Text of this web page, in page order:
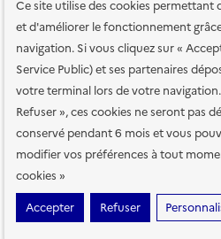
Ce site utilise des cookies permettant
et d'améliorer le fonctionnement
navigation. Si vous cliquez sur «
Service Public) et ses partenaires
votre terminal lors de votre
Refuser », ces cookies ne seront pas
conservé pendant 6 mois et vous
modifier vos préférences à tout
cookies »
Accepter
Refuser
Plan du site Accessibilité : totalement
services en ligne Mentions légales
Conditions générales d'utilisation
Sauf mention contraire, tous les
etalab-2.0